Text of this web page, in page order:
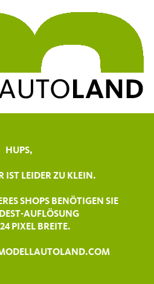
HUPS,
IST LEIDER ZU KLEIN.
SHOPS BENÖTIGEN SIE
AUFLÖSUNG
PIXEL BREITE.